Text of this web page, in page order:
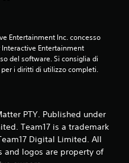
Entertainment Inc. concesso
Entertainment
del software. Si consiglia di
i diritti di utilizzo completi.
PTY. Published under
Team17 is a trademark
Digital Limited. All
and logos are property of